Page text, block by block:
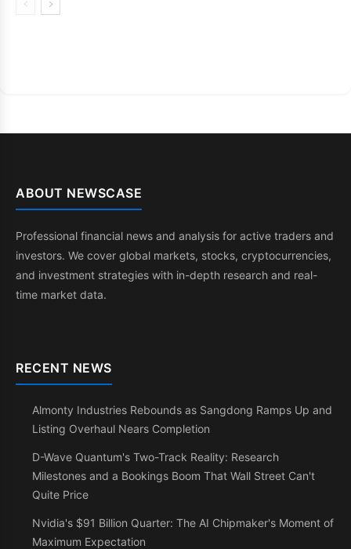
ABOUT NEWSCASE
Professional financial news and analysis for active traders and
investors. We cover global markets, stocks, cryptocurrencies,
and investment strategies with in-depth research and real-
time market data.
RECENT NEWS
Almonty Industries Rebounds as Sangdong Ramps Up and
Listing Overhaul Nears Completion
D-Wave Quantum's Two-Track Reality: Research
Milestones and a Bookings Boom That Wall Street Can't
Quite Price
Nvidia's $91 Billion Quarter: The AI Chipmaker's Moment of
Maximum Expectation